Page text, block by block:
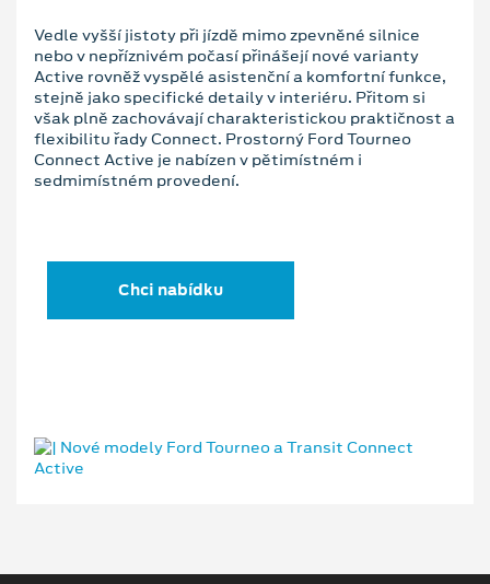
Vedle vyšší jistoty při jízdě mimo zpevněné silnice
nebo v nepříznivém počasí přinášejí nové varianty
Active rovněž vyspělé asistenční a komfortní funkce,
stejně jako specifické detaily v interiéru. Přitom si
však plně zachovávají charakteristickou praktičnost a
flexibilitu řady Connect. Prostorný Ford Tourneo
Connect Active je nabízen v pětimístném i
sedmimístném provedení.
Chci nabídku